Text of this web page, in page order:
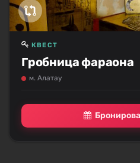
Гробница фараона
КВЕСТ
м. Алатау